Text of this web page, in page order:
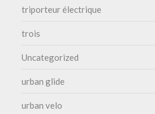
triporteur électrique
trois
Uncategorized
urban glide
urban velo